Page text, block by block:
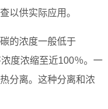
以供实际应用。
的浓度一般低于
度浓缩至近100％。一
分离。这种分离和浓